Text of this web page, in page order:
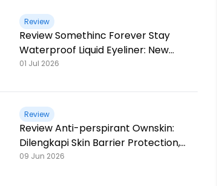
Review
Review Somethinc Forever Stay
Waterproof Liquid Eyeliner: New
Shades, Extra Matte & Super
01 Jul 2026
Review
Review Anti-perspirant Ownskin:
Dilengkapi Skin Barrier Protection,
Ketiak Bebas Keringat Sampai 10
09 Jun 2026